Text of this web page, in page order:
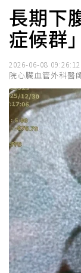
長期下
症候群」
2026-06-08 09:26:12
院心臟血管外科醫